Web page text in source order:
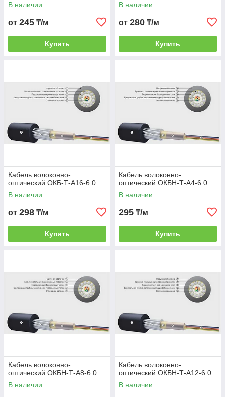
В наличии
от 245 ₸/м
Купить
В наличии
от 280 ₸/м
Купить
Кабель волоконно-
оптический ОКБ-Т-А16-6.0
В наличии
от 298 ₸/м
Купить
Кабель волоконно-
оптический ОКБН-Т-А4-6.0
В наличии
295 ₸/м
Купить
Кабель волоконно-
оптический ОКБН-Т-А8-6.0
В наличии
Кабель волоконно-
оптический ОКБН-Т-А12-6.0
В наличии